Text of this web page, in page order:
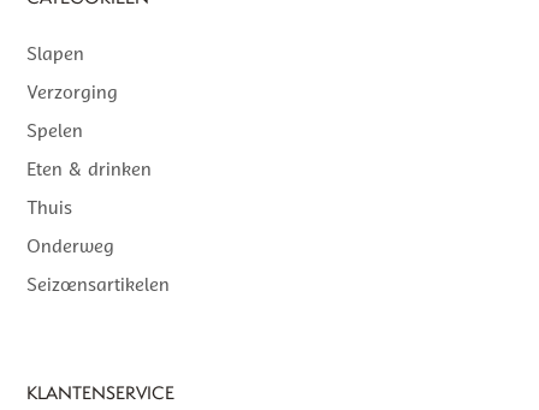
Slapen
Verzorging
Spelen
Eten & drinken
Thuis
Onderweg
Seizoensartikelen
KLANTENSERVICE